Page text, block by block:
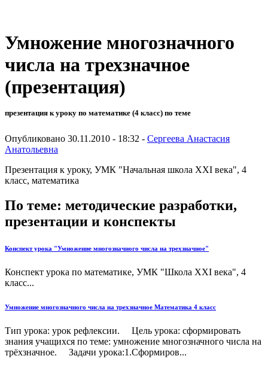
Умножение многозначного
числа на трехзначное
(презентация)
презентация к уроку по математике (4 класс) по теме
Опубликовано 30.11.2010 - 18:32 - Сергеева Анастасия
Анатольевна
Презентация к уроку, УМК "Начальная школа XXI века", 4
класс, математика
По теме: методические разработки,
презентации и конспекты
Конспект урока "Умножение многозначного числа на трехзначное"
Конспект урока по математике, УМК "Школа XXI века", 4
класс...
Умножение многозначного числа на трехзначное Математика 4 класс
Тип урока: урок рефлексии. Цель урока: сформировать
знания учащихся по теме: умножение многозначного числа на
трёхзначное. Задачи урока:1.Сформиров...